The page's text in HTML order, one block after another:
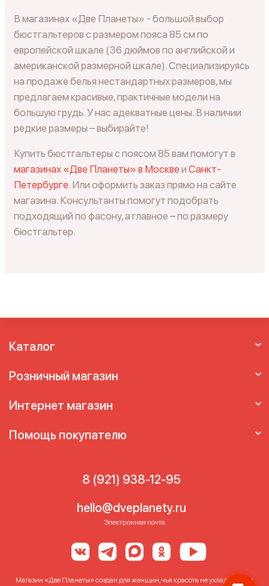
В магазинах «Две Планеты» - большой выбор
бюстгальтеров с размером пояса 85 см по
европейской шкале (36 дюймов по английской и
американской размерной шкале). Специализируясь
на продаже белья нестандартных размеров, мы
предлагаем красивые, практичные модели на
большую грудь. У нас адекватные цены. В наличии
редкие размеры – выбирайте!
Купить бюстгальтеры с поясом 85 вам помогут в
магазинах «Две Планеты» в Москве и Санкт-
Петербурге. Или оформить заказ прямо на сайте
магазина. Консультанты помогут подобрать
подходящий по фасону, а главное – по размеру
бюстгальтер.
Каталог
Розничный магазин
Интернет магазин
Помощь покупателю
8 (921) 938-12-95
hello@dveplanety.ru
Электронная почта
Магазин «Две Планеты» создан для женщин, чья красота не укладывается